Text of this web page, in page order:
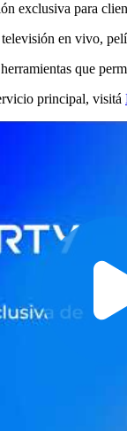
exclusiva para
en vivo,
que
principal, visitá